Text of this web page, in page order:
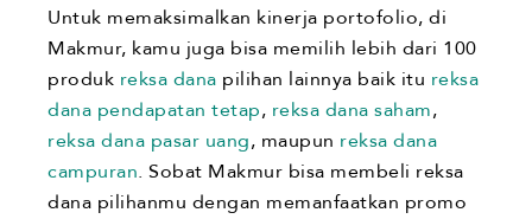
Untuk memaksimalkan kinerja portofolio, di
Makmur, kamu juga bisa memilih lebih dari 100
produk reksa dana pilihan lainnya baik itu reksa
dana pendapatan tetap, reksa dana saham,
reksa dana pasar uang, maupun reksa dana
campuran. Sobat Makmur bisa membeli reksa
dana pilihanmu dengan memanfaatkan promo